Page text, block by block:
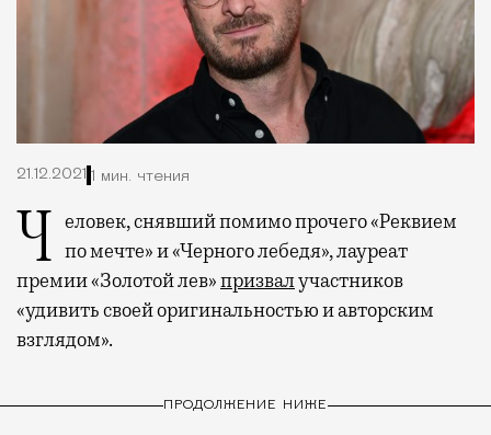
21.12.2021 1 мин. чтения
Человек, снявший помимо прочего «Реквием по мечте» и «Черного лебедя», лауреат
премии «Золотой лев»призвалучастников
«удивить своей оригинальностью и авторским
взглядом».
ПРОДОЛЖЕНИЕ НИЖЕ